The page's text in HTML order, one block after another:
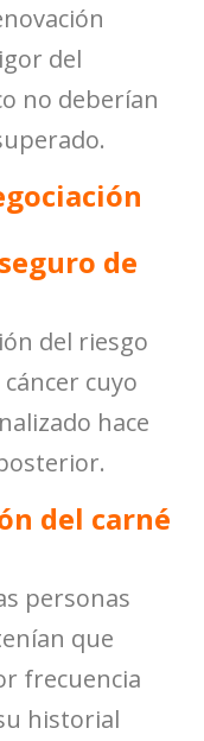
del
no deberían
de
del riesgo
cuyo
hace
del carné
personas
que
frecuencia
historial